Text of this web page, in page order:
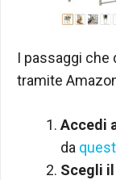
I passaggi che
tramite
Accedi
da
Scegli